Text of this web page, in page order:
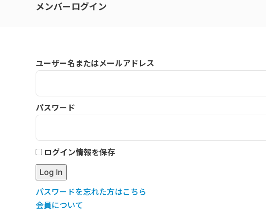
メンバーログイン
ユーザー名またはメールアドレス
パスワード
ログイン情報を保存
パスワードを忘れた方はこちら
会員について